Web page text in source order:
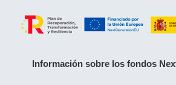
Información sobre los fondos